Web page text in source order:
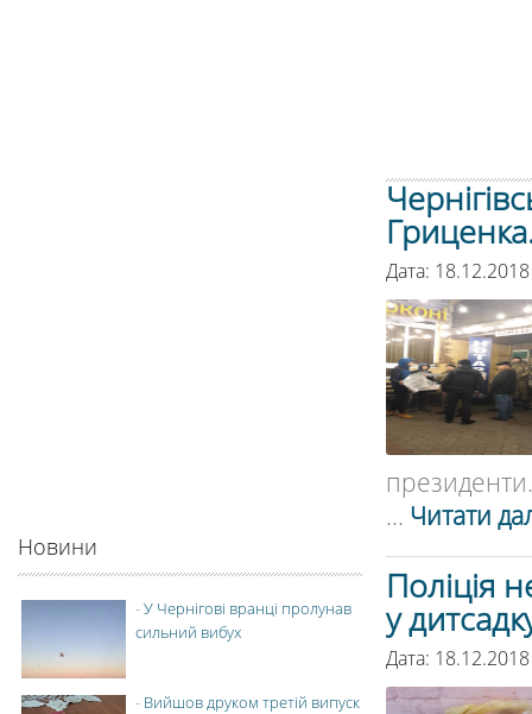
Дата:
... Читати
Поліція
у
Дата:
Новини
-У Чернігові вранці пролунав
сильний вибух
- Вийшов друком третій випуск